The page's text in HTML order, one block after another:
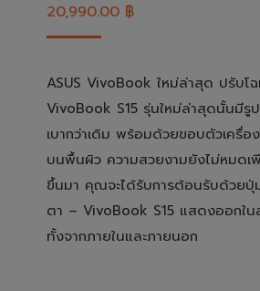
20,990.00 ฿
ASUS VivoBook ใหม่ล่าสุด ปรับโ
VivoBook S15 รุ่นใหม่ล่าสุดนั้นมีรู
เบากว่าเดิม พร้อมด้วยขอบตัวเครื่
บนพื้นผิว ความสวยงามยังไม่หมดเพี
ขึ้นมา คุณจะได้รับการต้อนรับด้วย
ตา – VivoBook S15 แสดงออกใ
ทั้งจากภายในและภายนอก